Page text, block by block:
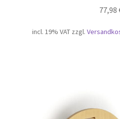
77,98
incl. 19% VAT zzgl.